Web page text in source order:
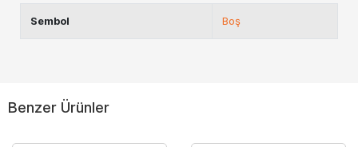
Sembol Boş
Benzer Ürünler